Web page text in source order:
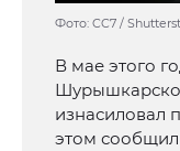
Фото: CC7 /
В мае этого
изнасиловал
этом сообщил